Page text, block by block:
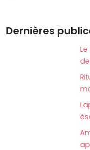
Dernières